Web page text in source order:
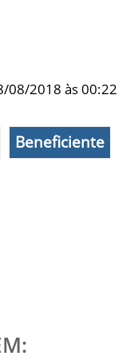
08/2018 às00:22
Beneficiente